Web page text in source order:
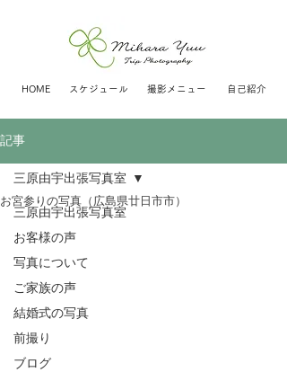
HOME スケジュール 撮影メニュー 自己紹介
記事
三原由宇出張写真室
お客様の声
写真について
ご家族の声
結婚式の写真
前撮り
ブログ
三原由宇出張写真室
お宮参りの写真（広島県廿日市市）